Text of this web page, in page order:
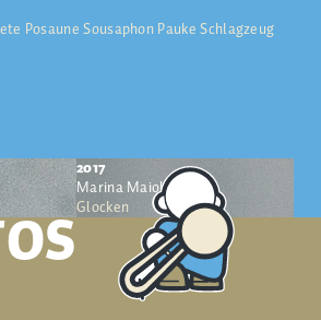
PosauneSousaphonPaukeSchlagzeug
2017
Marina Maiolo
Glocken